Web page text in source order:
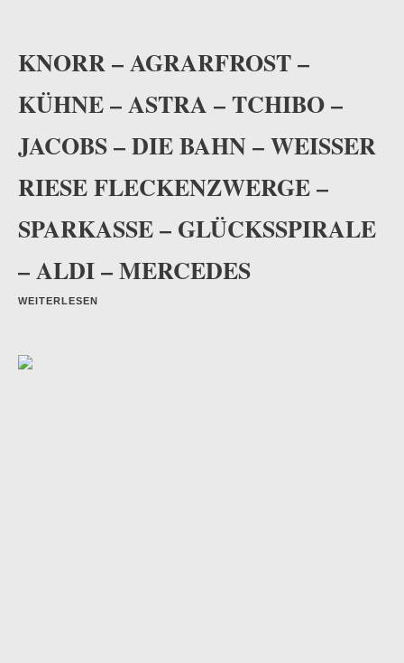
KNORR – AGRARFROST –
KÜHNE – ASTRA – TCHIBO –
JACOBS – DIE BAHN – WEISSER R
IESE FLECKENZWERGE – S
PARKASSE – GLÜCKSSPIRALE –
ALDI – MERCEDES
WEITERLESEN